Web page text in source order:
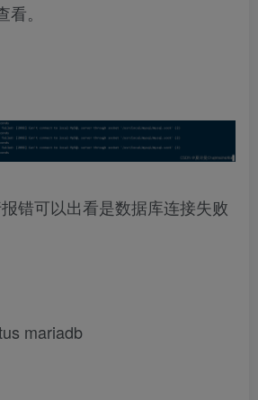
。
错可以出看是数据库连接失败
mariadb